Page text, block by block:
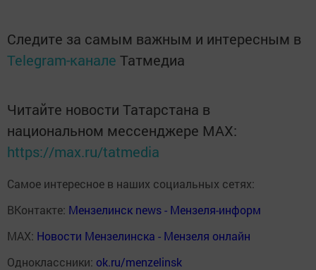
Следите за самым важным и интересным в
Telegram-канале Татмедиа
Читайте новости Татарстана в
национальном мессенджере MАХ:
https://max.ru/tatmedia
Самое интересное в наших социальных сетях:
ВКонтакте: Мензелинск news - Мензеля-информ
MAX: Новости Мензелинска - Мензеля онлайн
Одноклассники: ok.ru/menzelinsk